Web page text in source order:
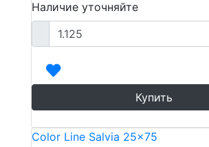
Наличие уточняйте
Купить
Color Line Salvia 25x75